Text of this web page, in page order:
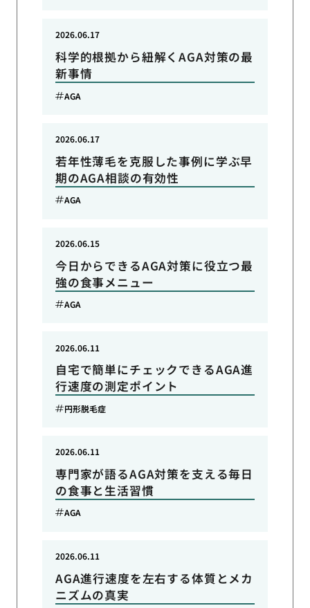
科学的根拠から紐解くAGA対策の最
新事情
2026.06.17
AGA
若年性薄毛を克服した事例に学ぶ早
期のAGA相談の有効性
2026.06.17
AGA
今日からできるAGA対策に役立つ最
強の食事メニュー
2026.06.15
AGA
自宅で簡単にチェックできるAGA進
行速度の測定ポイント
2026.06.11
円形脱毛症
専門家が語るAGA対策を支える毎日
の食事と生活習慣
2026.06.11
AGA
AGA進行速度を左右する体質とメカ
ニズムの真実
2026.06.11